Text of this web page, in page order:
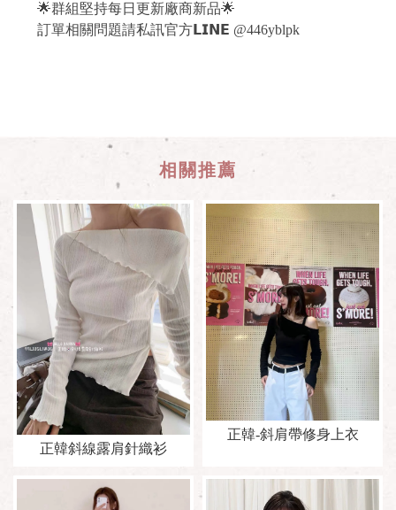
🌟群組堅持每日更新廠商新品🌟
訂單相關問題請私訊官方𝗟𝗜𝗡𝗘 @446yblpk
正韓斜線露肩針織衫
正韓-斜肩帶修身上衣